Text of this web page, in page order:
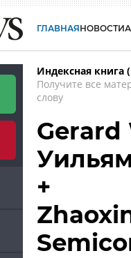
ГЛАВНАЯНОВОСТИ
Индексная книга
Получите все
слову
+